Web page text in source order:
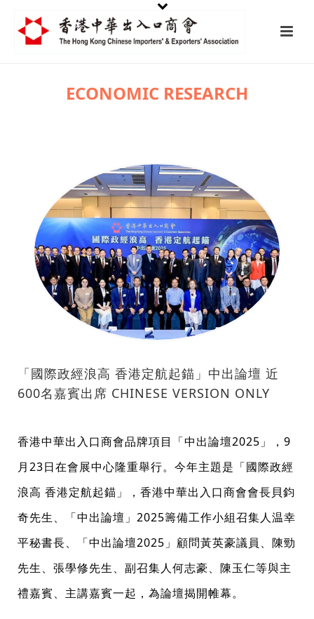
ECONOMIC RESEARCH
「國際政經浪高 香港定航起錨」中出論壇 近
600名嘉賓出席 CHINESE VERSION ONLY
香港中華出入口商會品牌項目「中出論壇2025」，9
月23日在會展中心隆重舉行。今年主題是「國際政經
浪高 香港定航起錨」，香港中華出入口商會會長貝鈞
奇先生、「中出論壇」2025籌備工作小組召集人温幸
平秘書長、「中出論壇2025」顧問黃英豪議員、陳勁
先生、張學修先生、副召集人何志豪、陳玉仁等與主
禮嘉賓、主講嘉賓一起，為論壇揭開帷幕。